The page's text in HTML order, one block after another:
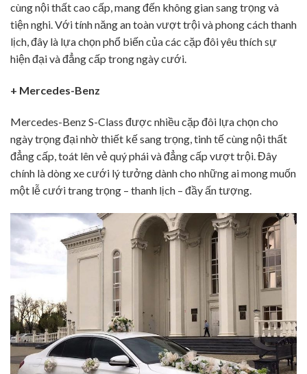
cùng nội thất cao cấp, mang đến không gian sang trọng và
tiện nghi. Với tính năng an toàn vượt trội và phong cách thanh
lịch, đây là lựa chọn phổ biến của các cặp đôi yêu thích sự
hiện đại và đẳng cấp trong ngày cưới.
+ Mercedes-Benz
Mercedes-Benz S-Class được nhiều cặp đôi lựa chọn cho
ngày trọng đại nhờ thiết kế sang trọng, tinh tế cùng nội thất
đẳng cấp, toát lên vẻ quý phái và đẳng cấp vượt trội. Đây
chính là dòng xe cưới lý tưởng dành cho những ai mong muốn
một lễ cưới trang trọng – thanh lịch – đầy ấn tượng.